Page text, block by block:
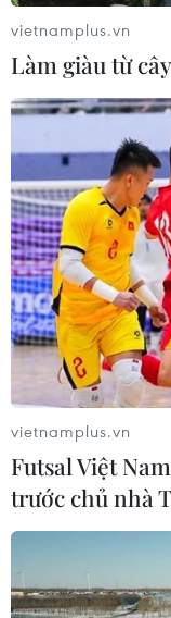
vietnamplus.vn
Làm giàu từ
vietnamplus.vn
Futsal Việt
trước chủ nhà